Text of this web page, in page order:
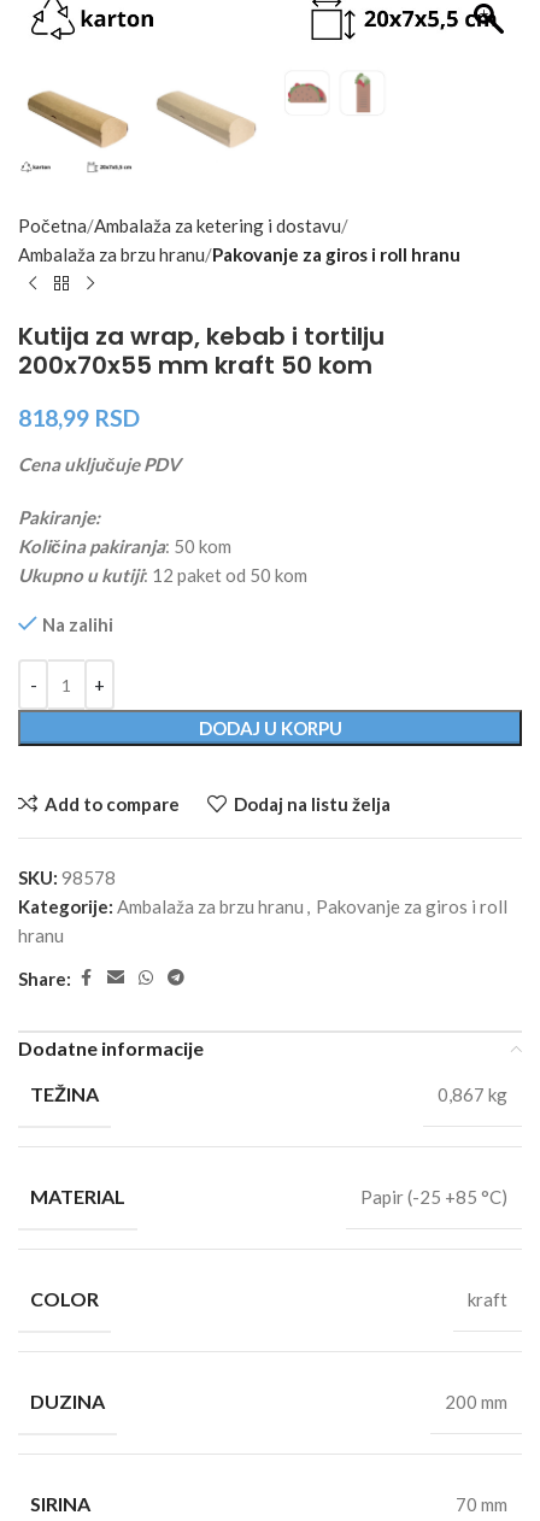
Početna Ambalaža za ketering i dostavu
Ambalaža za brzu hranu Pakovanje za giros i roll hranu
Kutija za wrap, kebab i tortilju
200x70x55 mm kraft 50 kom
818,99 RSD
Cena uključuje PDV
Pakiranje:
Količina pakiranja: 50 kom
Ukupno u kutiji: 12 paket od 50 kom
Na zalihi
DODAJ U KORPU
Add to compare Dodaj na listu želja
SKU: 98578
Kategorije: Ambalaža za brzu hranu , Pakovanje za giros i roll
hranu
Share:
Dodatne informacije
TEŽINA
0,867 kg
MATERIAL Papir (-25 +85 °C)
COLOR kraft
DUZINA 200 mm
SIRINA 70 mm